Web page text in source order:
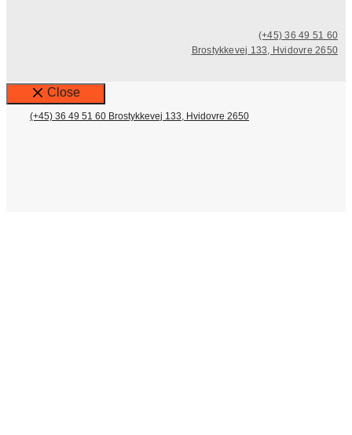
(+45) 36 49 51 60
Brostykkevej 133, Hvidovre 2650
Close
(+45) 36 49 51 60 Brostykkevej 133, Hvidovre 2650